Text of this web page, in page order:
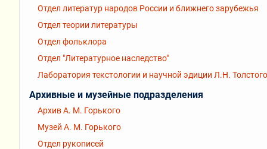
Отдел литератур народов России и ближнего зарубежья
Отдел теории литературы
Отдел фольклора
Отдел "Литературное наследство"
Лаборатория текстологии и научной эдиции Л.Н. Толстого
Архивные и музейные подразделения
Архив А. М. Горького
Музей А. М. Горького
Отдел рукописей